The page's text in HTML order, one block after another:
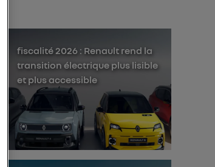
fiscalité 2026 : Renault rend la
transition électrique plus lisible
et plus accessible